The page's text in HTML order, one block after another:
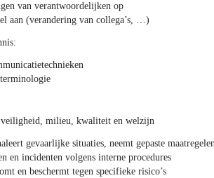
van verantwoordelijken op
aan (verandering van collega’s, …)
milieu, kwaliteit en welzijn
gevaarlijke situaties, neemt gepaste
en incidenten volgens interne procedures
en beschermt tegen specifieke risico’s